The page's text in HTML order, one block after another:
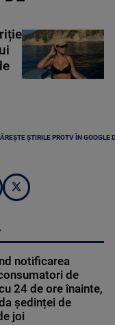
ȘTIRILE PROTV ÎN GOOGLE
notificarea
de
24 de ore înainte,
ședinței de
joi